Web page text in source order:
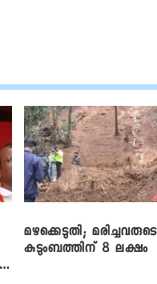
മഴക്കെടുതി; മരിച്ചവരുടെ
കുടുംബത്തിന് 8 ലക്ഷം